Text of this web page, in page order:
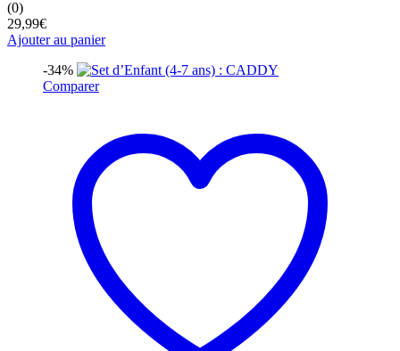
(0)
29,99€
Ajouter au panier
-34%
Comparer